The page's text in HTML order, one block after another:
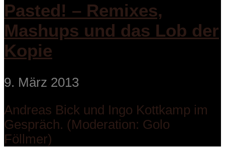
Pasted! – Remixes,
Mashups und das Lob der
Kopie
9. März 2013
Andreas Bick und Ingo Kottkamp im
Gespräch. (Moderation: Golo
Föllmer)